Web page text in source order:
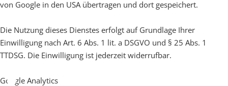
von Google in den USA übertragen und dort gespeichert.
Die Nutzung dieses Dienstes erfolgt auf Grundlage Ihrer
Einwilligung nach Art. 6 Abs. 1 lit. a DSGVO und § 25 Abs. 1
TTDSG. Die Einwilligung ist jederzeit widerrufbar.
Google Analytics